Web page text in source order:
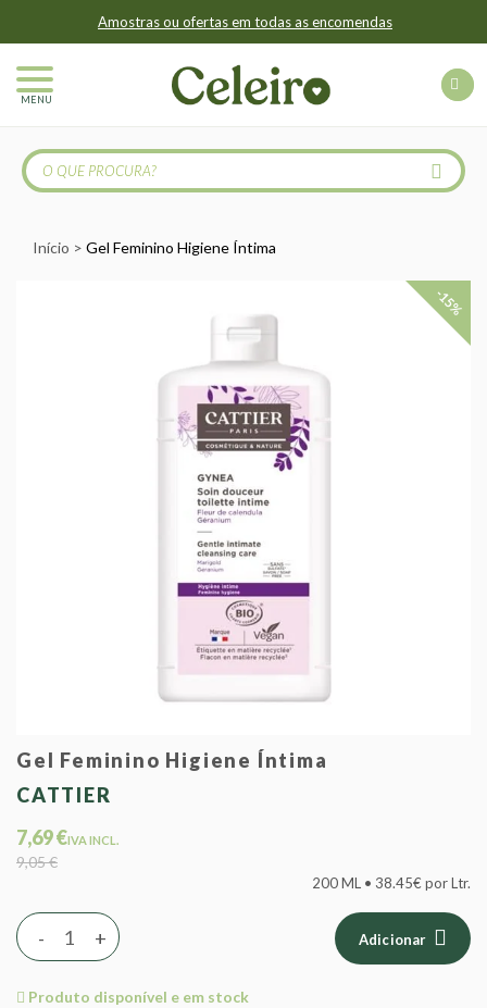
Amostras ou ofertas em todas as encomendas
MENU
Início Gel Feminino Higiene Íntima
-15%
Gel Feminino Higiene Íntima
CATTIER
7,69 €IVA INCL.
9,05 €
200 ML • 38.45€ por Ltr.
+
- Adicionar
Produto disponível e em stock